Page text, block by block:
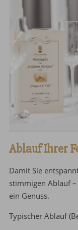
Ablauf Ihrer
Damit Sie
stimmigen Ablauf
ein Genuss.
Typischer Ablauf